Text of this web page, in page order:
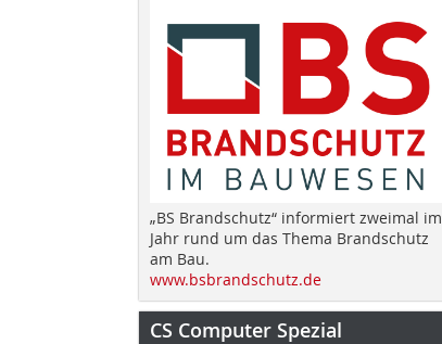
„BS Brandschutz“ informiert zweimal im
Jahr rund um das Thema Brandschutz
am Bau.
www.bsbrandschutz.de
CS Computer Spezial